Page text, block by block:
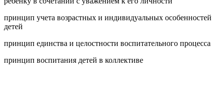
принцип учета возрастных и индивидуальных особенностей
детей
принцип единства и целостности воспитательного процесса
принцип воспитания детей в коллективе